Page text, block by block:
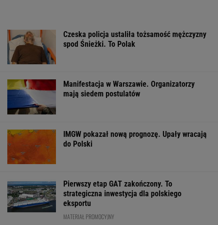
Czeska policja ustaliła tożsamość mężczyzny
spod Śnieżki. To Polak
Manifestacja w Warszawie. Organizatorzy
mają siedem postulatów
IMGW pokazał nową prognozę. Upały wracają
do Polski
Pierwszy etap GAT zakończony. To
strategiczna inwestycja dla polskiego
eksportu
MATERIAŁ PROMOCYJNY